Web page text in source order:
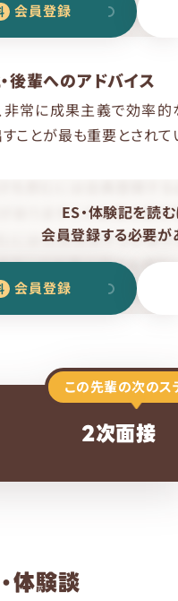
会員登録
後輩へのアドバイス
非常に成果主義で効率
ことが最も重要とされて
ES・体験記を読む
会員登録する必要が
会員登録
この先輩の次のス
2次面接
体験談